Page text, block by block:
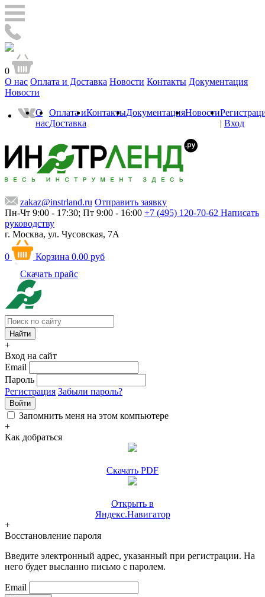
0
О нас Оплата и Доставка Новости Контакты Документация
Новости
О
нас
Оплата и
Доставка
КонтактыДокументацияНовости
| Вход
zakaz@instrland.ru Отправить заявку
Пн-Чт 9:00 - 17:30; Пт 9:00 - 16:00 +7 (495) 120-70-62 Написать
руководству
г. Москва, ул. Чусовская, 7А
0 Корзина 0.00 руб
Скачать прайс
+
Вход на сайт
Email
Пароль
Регистрация Забыли пароль?
Войти
Запомнить меня на этом компьютере
+
Как добраться
Скачать PDF
Открыть в
Яндекс.Навигатор
+
Восстановление пароля
Введите электронный адрес, указанный при регистрации. На
него будет высланно письмо с паролем.
Email